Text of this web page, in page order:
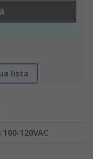
lista
120VAC